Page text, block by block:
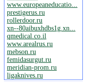
www.europeaneducatio...
prestigerus.ru
rollerdoor.ru
xn--80aibuxhdbs1g.xn...
qmedical.co.il
www.arealrus.ru
mebson.ru
femidasurgut.ru
meridian-prom.ru
ligaknives.ru